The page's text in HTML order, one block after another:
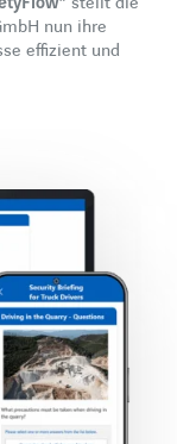
“ stellt die
nun ihre
effizient und